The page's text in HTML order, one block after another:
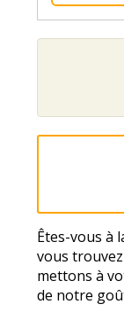
Êtes-vous à
vous
mettons à
de notre